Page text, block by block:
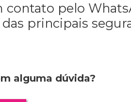
contato pelo
das principais
alguma dúvida?